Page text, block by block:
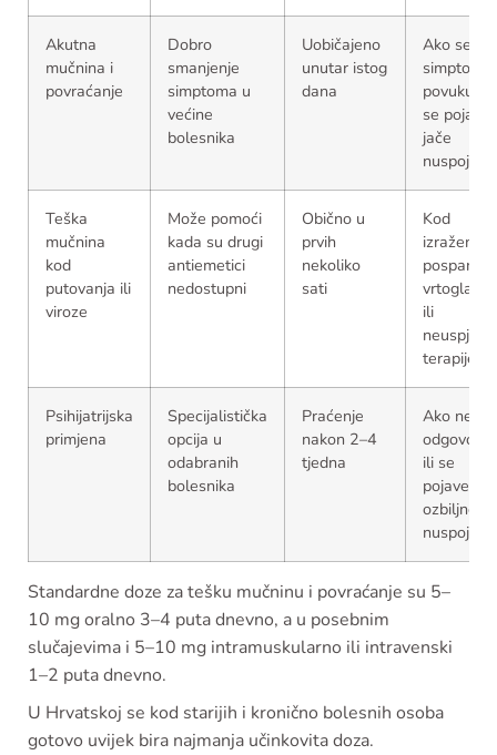
Akutna
mučnina i
povraćanje
Dobro
smanjenje
simptoma u
većine
bolesnika
Uobičajeno
unutar istog
dana
Ako se
simptomi
povuku ili
se pojave
jače
nuspojave
Teška
mučnina
kod
putovanja ili
viroze
Može pomoći
kada su drugi
antiemetici
nedostupni
Obično u
prvih
nekoliko
sati
Kod
izražene
ili
neuspjeha
terapije
Psihijatrijska
primjena
Specijalistička
opcija u
odabranih
bolesnika
Praćenje
nakon 2–4
tjedna
Ako nema
odgovora
ili se
pojave
ozbiljne
nuspojave
Standardne doze za tešku mučninu i povraćanje su 5–
10 mg oralno 3–4 puta dnevno, a u posebnim
slučajevima i 5–10 mg intramuskularno ili intravenski
1–2 puta dnevno.
U Hrvatskoj se kod starijih i kronično bolesnih osoba
gotovo uvijek bira najmanja učinkovita doza.